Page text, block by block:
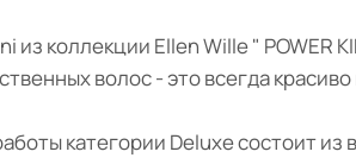
из коллекции Ellen Wille "
волос - это всегда
категории Deluxe состоит